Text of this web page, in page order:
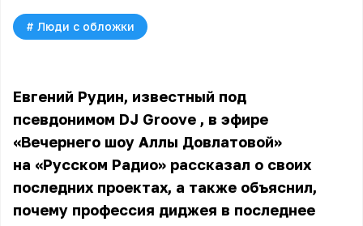
# Люди с обложки
Евгений Рудин, известный под
псевдонимом DJ Groove , в эфире
«Вечернего шоу Аллы Довлатовой»
на «Русском Радио» рассказал о своих
последних проектах, а также объяснил,
почему профессия диджея в последнее